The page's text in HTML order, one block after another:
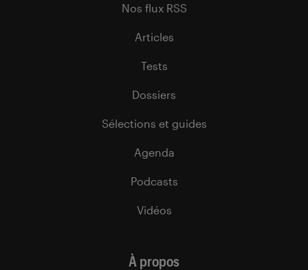
Nos flux RSS
Articles
Tests
Dossiers
Sélections et guides
Agenda
Podcasts
Vidéos
À propos